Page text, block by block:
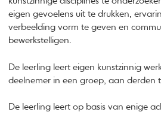
eigen gevoelens uit te drukken,
verbeelding vorm te geven en
bewerkstelligen.
De leerling leert eigen kunstzinnig
deelnemer in een groep, aan derden
De leerling leert op basis van enige